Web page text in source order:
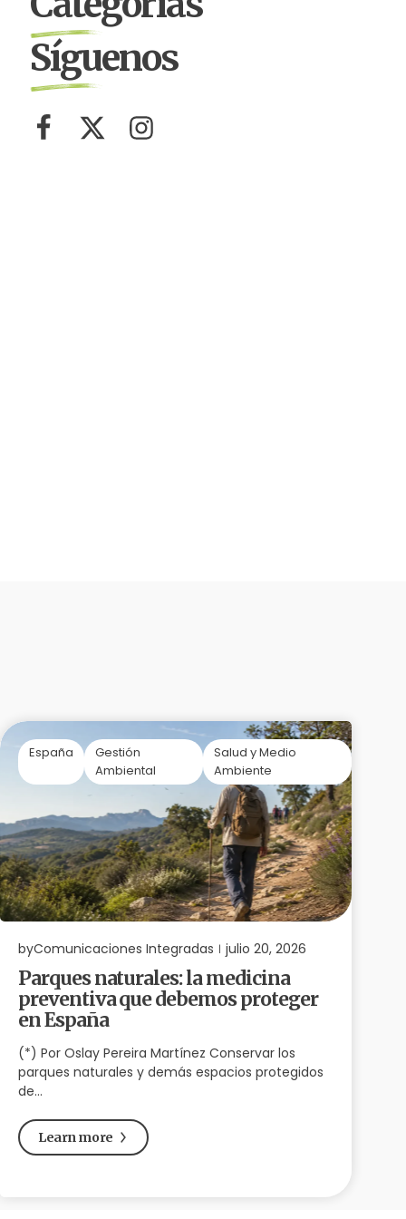
Síguenos
España
Gestión
Ambiental
Salud y Medio
Ambiente
byComunicaciones Integradas julio 20, 2026
Parques naturales: la medicina
preventiva que debemos proteger
en España
(*) Por Oslay Pereira Martínez Conservar los
parques naturales y demás espacios protegidos
de…
Learn more